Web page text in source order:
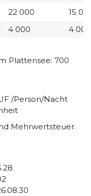
22 000
15
4 000 4 000
Plattensee: 700
/Person/Nacht
Mehrwertsteuer.